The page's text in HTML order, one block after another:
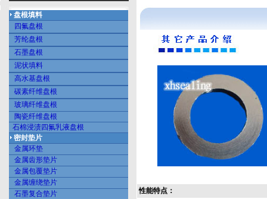
盘根填料
四氟盘根
芳纶盘根
石墨盘根
泥状填料
高水基盘根
碳素纤维盘根
玻璃纤维盘根
陶瓷纤维盘根
石棉浸渍四氟乳液盘根
密封垫片
金属环垫
金属齿形垫片
金属包覆垫片
金属缠绕垫片
石墨复合垫片
性能特点：